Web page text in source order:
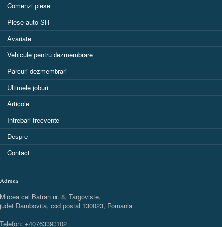
Comenzi piese
Piese auto SH
Avariate
Vehicule pentru dezmembrare
Parcuri dezmembrari
Ultimele joburi
Articole
Intrebari frecvente
Despre
Contact
Adresa
Mircea cel Batran nr. 8, Targoviste,
judet Dambovita, cod postal 130023, Romania
Telefon: +40763393102